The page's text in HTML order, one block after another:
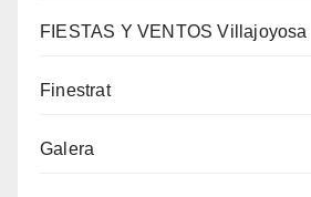
FIESTAS Y VENTOS Villajoyosa
Finestrat
Galera